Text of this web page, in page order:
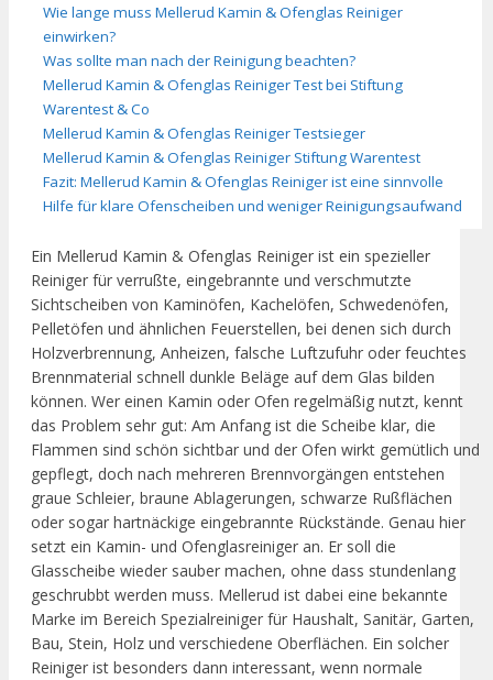
Wie lange muss Mellerud Kamin & Ofenglas Reiniger
einwirken?
Was sollte man nach der Reinigung beachten?
Mellerud Kamin & Ofenglas Reiniger Test bei Stiftung
Warentest & Co
Mellerud Kamin & Ofenglas Reiniger Testsieger
Mellerud Kamin & Ofenglas Reiniger Stiftung Warentest
Fazit: Mellerud Kamin & Ofenglas Reiniger ist eine sinnvolle
Hilfe für klare Ofenscheiben und weniger Reinigungsaufwand
Ein Mellerud Kamin & Ofenglas Reiniger ist ein spezieller
Reiniger für verrußte, eingebrannte und verschmutzte
Sichtscheiben von Kaminöfen, Kachelöfen, Schwedenöfen,
Pelletöfen und ähnlichen Feuerstellen, bei denen sich durch
Holzverbrennung, Anheizen, falsche Luftzufuhr oder feuchtes
Brennmaterial schnell dunkle Beläge auf dem Glas bilden
können. Wer einen Kamin oder Ofen regelmäßig nutzt, kennt
das Problem sehr gut: Am Anfang ist die Scheibe klar, die
Flammen sind schön sichtbar und der Ofen wirkt gemütlich und
gepflegt, doch nach mehreren Brennvorgängen entstehen
graue Schleier, braune Ablagerungen, schwarze Rußflächen
oder sogar hartnäckige eingebrannte Rückstände. Genau hier
setzt ein Kamin- und Ofenglasreiniger an. Er soll die
Glasscheibe wieder sauber machen, ohne dass stundenlang
geschrubbt werden muss. Mellerud ist dabei eine bekannte
Marke im Bereich Spezialreiniger für Haushalt, Sanitär, Garten,
Bau, Stein, Holz und verschiedene Oberflächen. Ein solcher
Reiniger ist besonders dann interessant, wenn normale